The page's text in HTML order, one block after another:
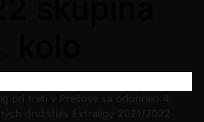
pri trati v Prešove sa odohralo 4.
družstiev Extraligy 2021/2022